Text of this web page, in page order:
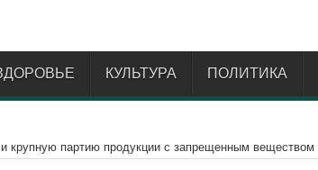
КУЛЬТУРА ПОЛИТИКА
партию продукции с запрещенным веществом